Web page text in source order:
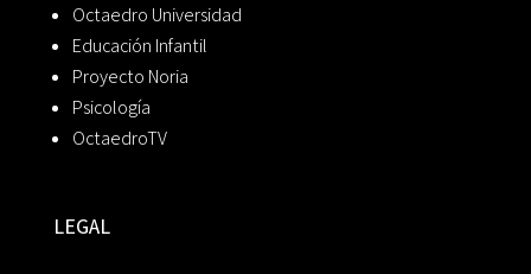
Octaedro Universidad
Educación Infantil
Proyecto Noria
Psicología
OctaedroTV
LEGAL